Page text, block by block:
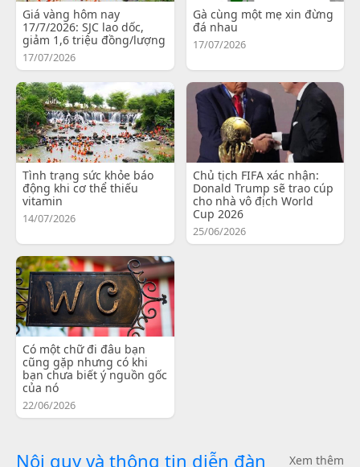
Giá vàng hôm nay
17/7/2026: SJC lao dốc,
giảm 1,6 triệu đồng/lượng
17/07/2026
Gà cùng một mẹ xin đừng
đá nhau
17/07/2026
Tình trạng sức khỏe báo
động khi cơ thể thiếu
vitamin
14/07/2026
Chủ tịch FIFA xác nhận:
Donald Trump sẽ trao cúp
cho nhà vô địch World
Cup 2026
25/06/2026
Có một chữ đi đâu bạn
cũng gặp nhưng có khi
bạn chưa biết ý nguồn gốc
của nó
22/06/2026
Nội quy và thông tin diễn đàn Xem thêm